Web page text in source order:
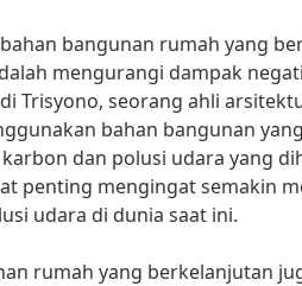
bangunan rumah yang
mengurangi dampak
Trisyono, seorang ahli
bahan bangunan
dan polusi udara yang
penting mengingat semakin
udara di dunia saat ini.
rumah yang berkelanjutan